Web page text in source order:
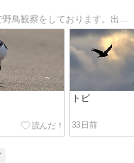
トビ
33日前